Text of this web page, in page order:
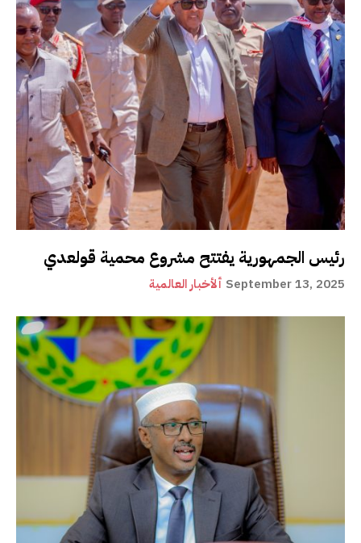
رئيس الجمهورية يفتتح مشروع محمية قولعدي
ألأخبار العالمية September 13, 2025